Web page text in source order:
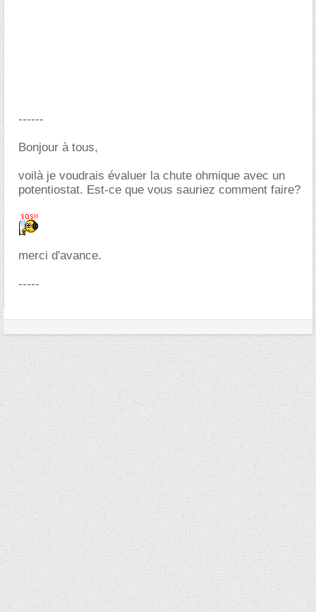
------
Bonjour à tous,
voilà je voudrais évaluer la chute ohmique avec un
potentiostat. Est-ce que vous sauriez comment faire?
merci d'avance.
-----